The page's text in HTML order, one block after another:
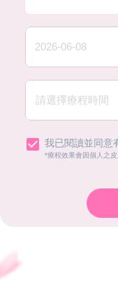
我已閱讀並同意
*療程效果會因個人之